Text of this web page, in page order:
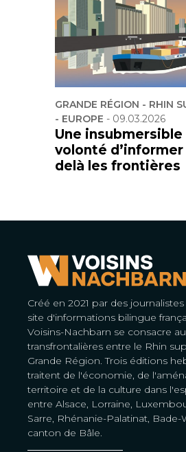
GRANDE RÉGION - RHIN
- EUROPE - 09.03.2026
Une insubmersible
volonté d’informer
delà les frontières
Créé en 2021 par des
site d'informations bilingue
Voisins-Nachbarn se consacre
transfrontalières entre le Rhin
Grande Région. Trois éditions
traitent de l'économie, de
territoire et de la culture dans
entre Alsace, Lorraine,
Sarre, Rhénanie-Palatinat,
canton de Bâle.